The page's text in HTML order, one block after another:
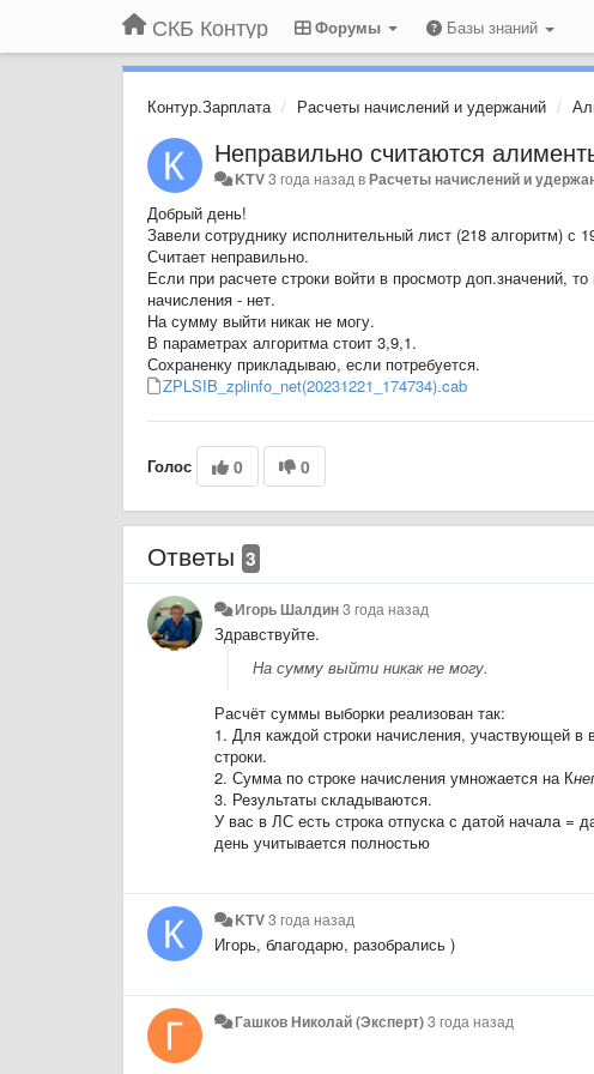
СКБ Контур Форумы Базы знаний
Контур.Зарплата Расчеты начислений и удержаний
Неправильно считаются
KTV3 года назад вРасчеты начислений и
Добрый день!
Завели сотруднику исполнительный лист (218 алгоритм) с
Считает неправильно.
Если при расчете строки войти в просмотр доп.значений,
начисления - нет.
На сумму выйти никак не могу.
В параметрах алгоритма стоит 3,9,1.
Сохраненку прикладываю, если потребуется.
ZPLSIB_zplinfo_net(20231221_174734).cab
Голос 0 0
Ответы 3
Игорь Шалдин3 года назад
Здравствуйте.
На сумму выйти никак не могу.
Расчёт суммы выборки реализован так:
1. Для каждой строки начисления, участвующей в
строки.
2. Сумма по строке начисления умножается на К
3. Результаты складываются.
У вас в ЛС есть строка отпуска с датой начала =
день учитывается полностью
KTV3 года назад
Игорь, благодарю, разобрались )
Гашков Николай (Эксперт)3 года назад